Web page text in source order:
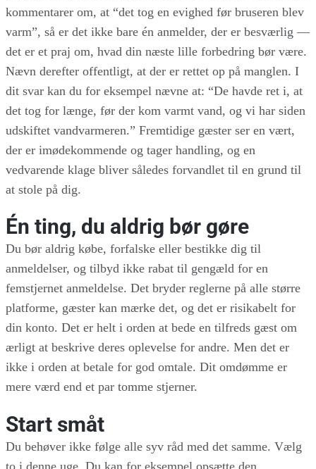
kommentarer om, at “det tog en evighed før bruseren blev
varm”, så er det ikke bare én anmelder, der er besværlig —
det er et praj om, hvad din næste lille forbedring bør være.
Nævn derefter offentligt, at der er rettet op på manglen. I
dit svar kan du for eksempel nævne at: “De havde ret i, at
det tog for længe, før der kom varmt vand, og vi har siden
udskiftet vandvarmeren.” Fremtidige gæster ser en vært,
der er imødekommende og tager handling, og en
vedvarende klage bliver således forvandlet til en grund til
at stole på dig.
Én ting, du aldrig bør gøre
Du bør aldrig købe, forfalske eller bestikke dig til
anmeldelser, og tilbyd ikke rabat til gengæld for en
femstjernet anmeldelse. Det bryder reglerne på alle større
platforme, gæster kan mærke det, og det er risikabelt for
din konto. Det er helt i orden at bede en tilfreds gæst om
ærligt at beskrive deres oplevelse for andre. Men det er
ikke i orden at betale for god omtale. Dit omdømme er
mere værd end et par tomme stjerner.
Start småt
Du behøver ikke følge alle syv råd med det samme. Vælg
to i denne uge. Du kan for eksempel opsætte den